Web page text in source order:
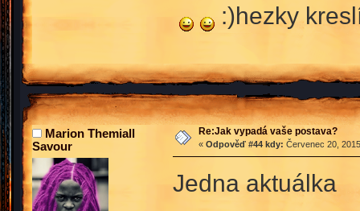
:)hezky
Marion Themiall
Savour
Re:Jak vypadá vaše postava?
« Odpověď #44 kdy: Červenec 20,
Jedna aktuálka